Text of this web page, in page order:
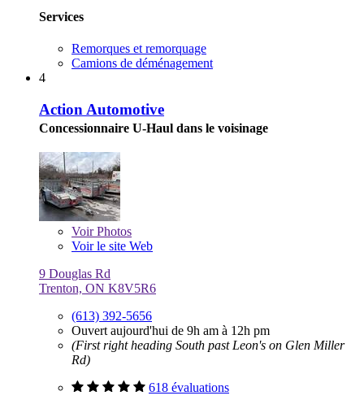
Services
Remorques et remorquage
Camions de déménagement
4
Action Automotive
Concessionnaire U-Haul dans le voisinage
VoirPhotos
Voir le site Web
9 Douglas Rd
Trenton, ON K8V5R6
(613) 392-5656
Ouvert aujourd'hui de 9h am à 12h pm
(First right heading South past Leon's on Glen Miller
Rd)
618 évaluations